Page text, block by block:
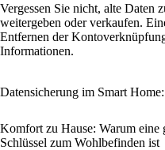
Vergessen Sie nicht, alte Daten
weitergeben oder verkaufen.
Entfernen der
Informationen.
Datensicherung im Smart
Komfort zu Hause: Warum eine
Schlüssel zum Wohlbefinden ist